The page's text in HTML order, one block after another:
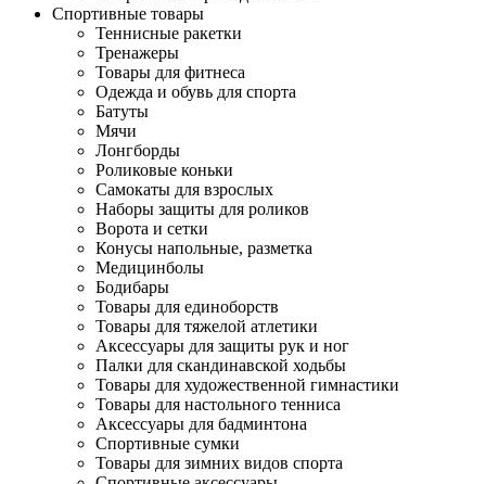
Спортивные товары
Теннисные ракетки
Тренажеры
Товары для фитнеса
Одежда и обувь для спорта
Батуты
Мячи
Лонгборды
Роликовые коньки
Самокаты для взрослых
Наборы защиты для роликов
Ворота и сетки
Конусы напольные, разметка
Медицинболы
Бодибары
Товары для единоборств
Товары для тяжелой атлетики
Аксессуары для защиты рук и ног
Палки для скандинавской ходьбы
Товары для художественной гимнастики
Товары для настольного тенниса
Аксессуары для бадминтона
Спортивные сумки
Товары для зимних видов спорта